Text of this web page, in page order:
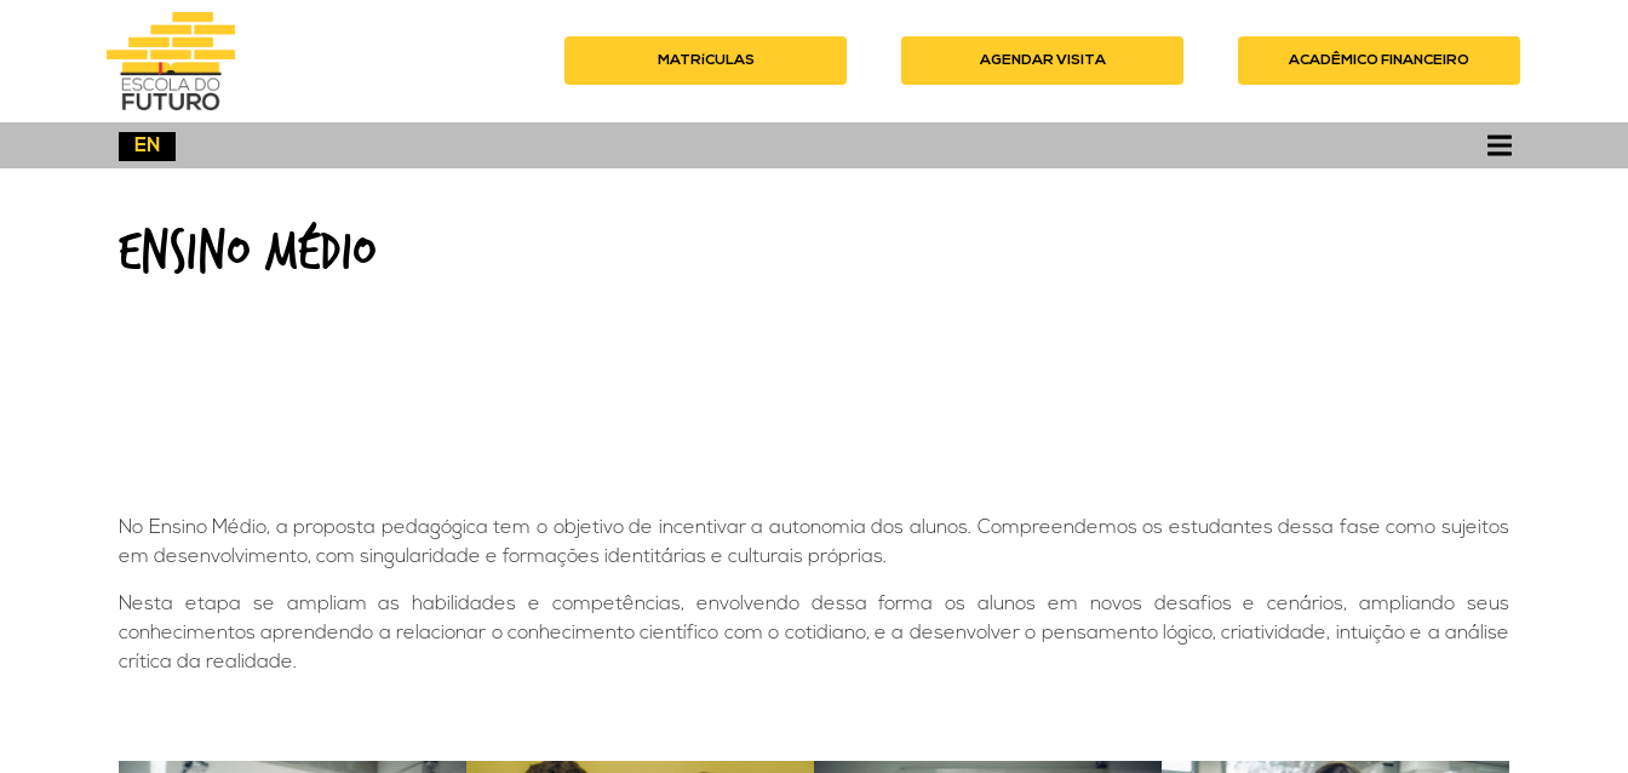
MATRíCULAS AGENDAR VISITA
CLIQUE AQUI ACADÊMICO FINANCEIRO
CLIQUE AQUI
EN
EnsinoMédio
No Ensino Médio, a proposta pedagógica tem o objetivo de incentivar a autonomia dos alunos. Compreendemos os estudantes dessa fase como sujeitos
em desenvolvimento, com singularidade e formações identitárias e culturais próprias.
Nesta etapa se ampliam as habilidades e competências, envolvendo dessa forma os alunos em novos desafios e cenários, ampliando seus
conhecimentos aprendendo a relacionar o conhecimento científico com o cotidiano, e a desenvolver o pensamento lógico, criatividade, intuição e a análise
crítica da realidade.